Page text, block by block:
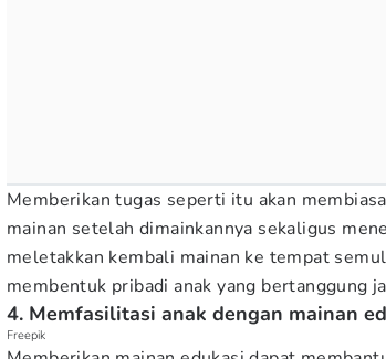
Memberikan tugas seperti itu akan
mainan setelah dimainkannya sekaligus
meletakkan kembali mainan ke tempat
membentuk pribadi anak yang bertanggung
4. Memfasilitasi anak dengan mainan
Freepik